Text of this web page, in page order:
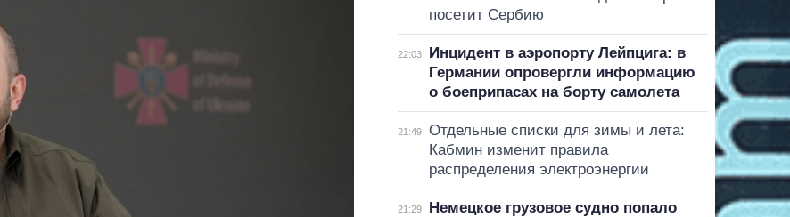
посетит Сербию
22:03
Инцидент в аэропорту Лейпцига: в
Германии опровергли информацию
о боеприпасах на борту самолета
21:49
Отдельные списки для зимы и лета:
Кабмин изменит правила
распределения электроэнергии
21:29
Немецкое грузовое судно попало